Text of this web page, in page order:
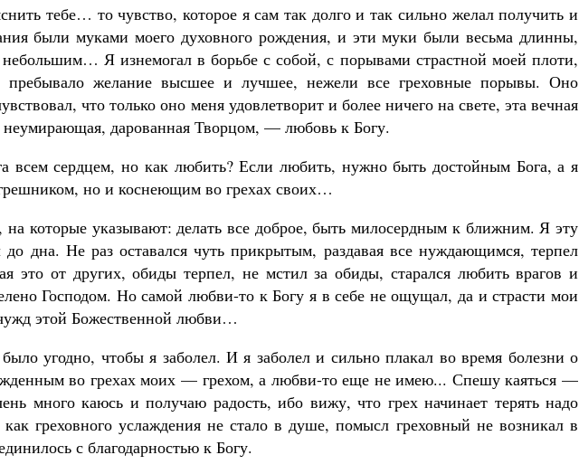
тебе… то чувство, которое я сам так долго и так сильно желал получить и
были муками моего духовного рождения, и эти муки были весьма длинны,
небольшим… Я изнемогал в борьбе с собой, с порывами страстной моей плоти,
желание высшее и лучшее, нежели все греховные порывы. Оно
что только оно меня удовлетворит и более ничего на свете, эта вечная
неумирающая, дарованная Творцом, — любовь к Богу.
всем сердцем, но как любить? Если любить, нужно быть достойным Бога, а я
но и коснеющим во грехах своих…
которые указывают: делать все доброе, быть милосердным к ближним. Я эту
до дна. Не раз оставался чуть прикрытым, раздавая все нуждающимся, терпел
это от других, обиды терпел, не мстил за обиды, старался любить врагов и
Господом. Но самой любви-то к Богу я в себе не ощущал, да и страсти мои
этой Божественной любви…
угодно, чтобы я заболел. И я заболел и сильно плакал во время болезни о
во грехах моих — грехом, а любви-то еще не имею... Спешу каяться —
много каюсь и получаю радость, ибо вижу, что грех начинает терять надо
греховного услаждения не стало в душе, помысл греховный не возникал в
с благодарностью к Богу.